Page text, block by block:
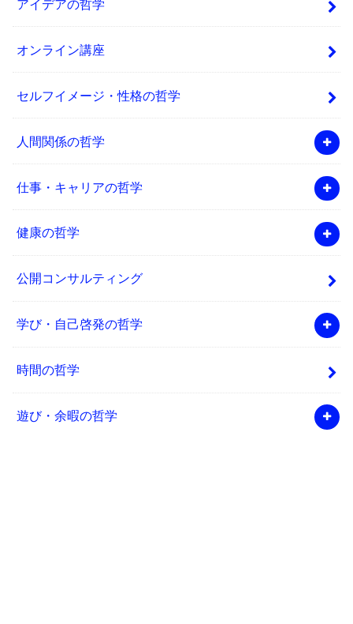
アイデアの哲学
オンライン講座
セルフイメージ・性格の哲学
人間関係の哲学
仕事・キャリアの哲学
健康の哲学
公開コンサルティング
学び・自己啓発の哲学
時間の哲学
遊び・余暇の哲学